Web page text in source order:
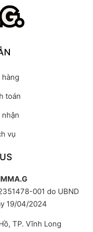
hàng
toán
vụ
001 do UBND
19/04/2024
TP. Vĩnh Long